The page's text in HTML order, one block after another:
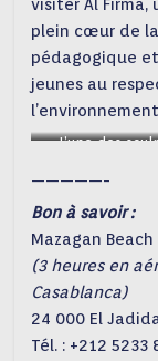
visiter Al
plein cœur de
pédagogique
jeunes au
L’une des
—————-
Bon à savoir :
Mazagan
(3 heures en
Casablanca)
24 000 El
Tél. : +212 5233